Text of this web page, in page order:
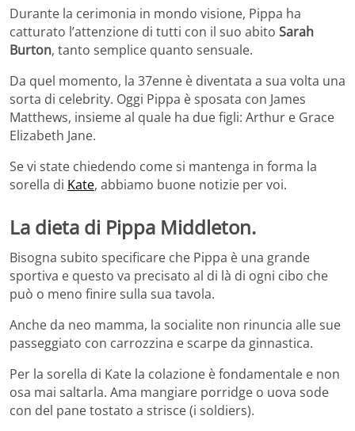
Durante la cerimonia in mondo visione, Pippa ha
catturato l’attenzione di tutti con il suo abito Sarah
Burton, tanto semplice quanto sensuale.
Da quel momento, la 37enne è diventata a sua volta una
sorta di celebrity. Oggi Pippa è sposata con James
Matthews, insieme al quale ha due figli: Arthur e Grace
Elizabeth Jane.
Se vi state chiedendo come si mantenga in forma la
sorella di Kate, abbiamo buone notizie per voi.
La dieta di Pippa Middleton.
Bisogna subito specificare che Pippa è una grande
sportiva e questo va precisato al di là di ogni cibo che
può o meno finire sulla sua tavola.
Anche da neo mamma, la socialite non rinuncia alle sue
passeggiato con carrozzina e scarpe da ginnastica.
Per la sorella di Kate la colazione è fondamentale e non
osa mai saltarla. Ama mangiare porridge o uova sode
con del pane tostato a strisce (i soldiers).